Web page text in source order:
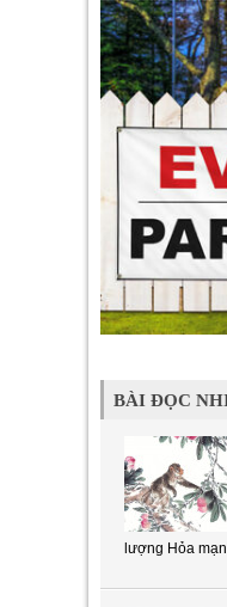
BÀI ĐỌC
lượng Hỏa